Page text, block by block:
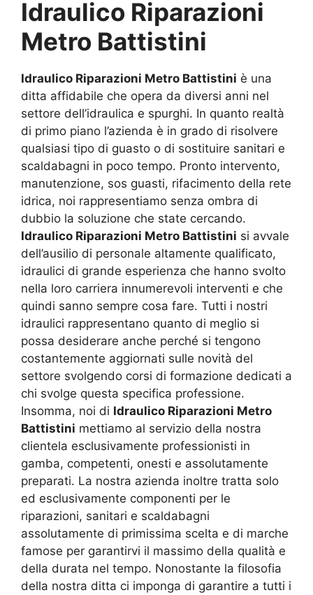
Idraulico Riparazioni
Metro Battistini
Idraulico Riparazioni Metro Battistini è una
ditta affidabile che opera da diversi anni nel
settore dell’idraulica e spurghi. In quanto realtà
di primo piano l’azienda è in grado di risolvere
qualsiasi tipo di guasto o di sostituire sanitari e
scaldabagni in poco tempo. Pronto intervento,
manutenzione, sos guasti, rifacimento della rete
idrica, noi rappresentiamo senza ombra di
dubbio la soluzione che state cercando.
Idraulico Riparazioni Metro Battistini si avvale
dell’ausilio di personale altamente qualificato,
idraulici di grande esperienza che hanno svolto
nella loro carriera innumerevoli interventi e che
quindi sanno sempre cosa fare. Tutti i nostri
idraulici rappresentano quanto di meglio si
possa desiderare anche perché si tengono
costantemente aggiornati sulle novità del
settore svolgendo corsi di formazione dedicati a
chi svolge questa specifica professione.
Insomma, noi di Idraulico Riparazioni Metro
Battistini mettiamo al servizio della nostra
clientela esclusivamente professionisti in
gamba, competenti, onesti e assolutamente
preparati. La nostra azienda inoltre tratta solo
ed esclusivamente componenti per le
riparazioni, sanitari e scaldabagni
assolutamente di primissima scelta e di marche
famose per garantirvi il massimo della qualità e
della durata nel tempo. Nonostante la filosofia
della nostra ditta ci imponga di garantire a tutti i